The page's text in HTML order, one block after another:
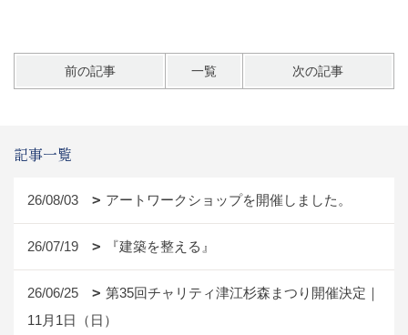
前の記事 一覧 次の記事
記事一覧
26/08/03 アートワークショップを開催しました。
26/07/19 『建築を整える』
26/06/25
第35回チャリティ津江杉森まつり開催決定｜
11月1日（日）